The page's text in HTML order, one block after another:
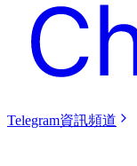
Telegram資訊頻道